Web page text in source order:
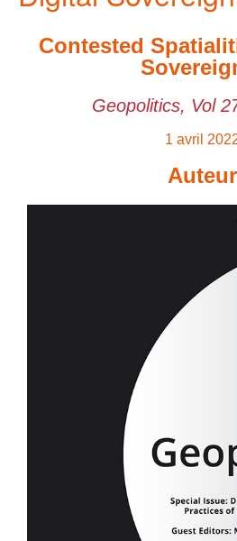
Contested
Geopolitics, Vol
1 avril
Auteur